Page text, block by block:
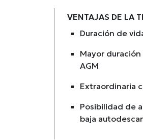
VENTAJAS DE LA
Duración de
Mayor
AGM
Extraordinaria
Posibilidad de
baja